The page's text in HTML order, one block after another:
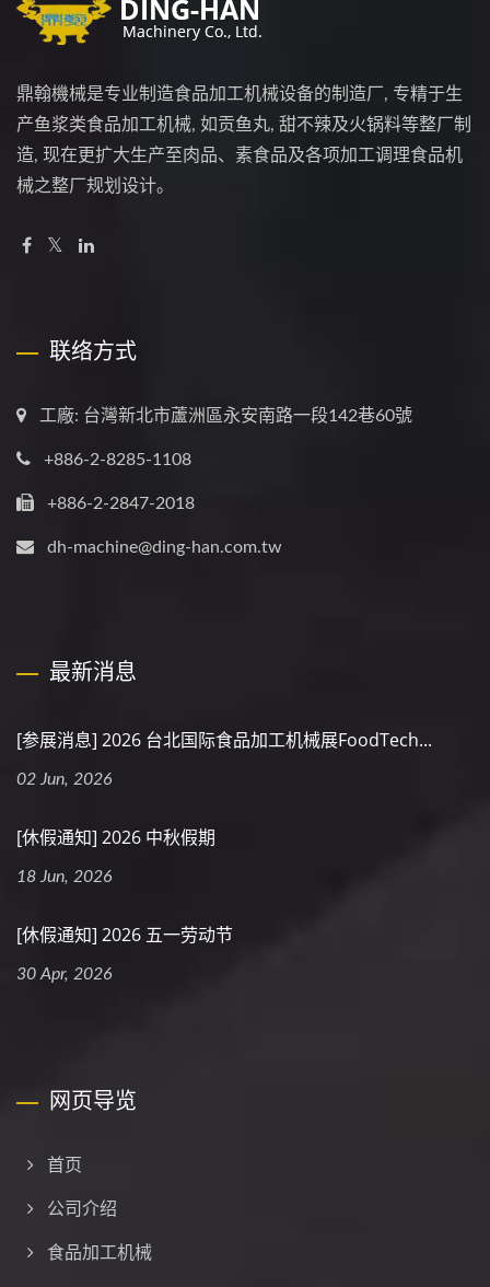
鼎翰機械是专业制造食品加工机械设备的制造厂, 专精于生
产鱼浆类食品加工机械, 如贡鱼丸, 甜不辣及火锅料等整厂制
造, 现在更扩大生产至肉品、素食品及各项加工调理食品机
械之整厂规划设计。
联络方式
工廠: 台灣新北市蘆洲區永安南路一段142巷60號
+886-2-8285-1108
+886-2-2847-2018
dh-machine@ding-han.com.tw
最新消息
[参展消息] 2026 台北国际食品加工机械展FoodTech...
02 Jun, 2026
[休假通知] 2026 中秋假期
18 Jun, 2026
[休假通知] 2026 五一劳动节
30 Apr, 2026
网页导览
首页
公司介绍
食品加工机械